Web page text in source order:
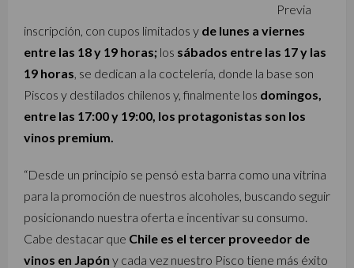
Previa
inscripción, con cupos limitados y de lunes a viernes
entre las 18 y 19 horas; los sábados entre las 17 y las
19 horas , se dedican a la coctelería, donde la base son
Piscos y destilados chilenos y, finalmente los domingos,
entre las 17:00 y 19:00, los protagonistas son los
vinos premium.
“Desde un principio se pensó esta barra como una vitrina
para la promoción de nuestros alcoholes, buscando seguir
posicionando nuestra oferta e incentivar su consumo.
Cabe destacar que Chile es el tercer proveedor de
vinos en Japón y cada vez nuestro Pisco tiene más éxito